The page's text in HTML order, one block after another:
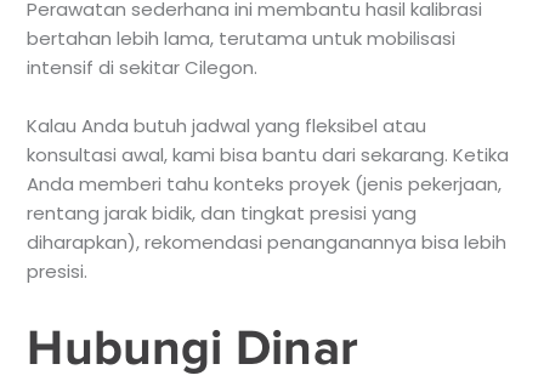
Perawatan sederhana ini membantu hasil kalibrasi
bertahan lebih lama, terutama untuk mobilisasi
intensif di sekitar Cilegon.
Kalau Anda butuh jadwal yang fleksibel atau
konsultasi awal, kami bisa bantu dari sekarang. Ketika
Anda memberi tahu konteks proyek (jenis pekerjaan,
rentang jarak bidik, dan tingkat presisi yang
diharapkan), rekomendasi penanganannya bisa lebih
presisi.
Hubungi Dinar